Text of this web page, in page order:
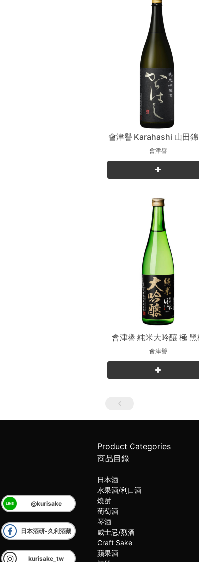
會津譽 Karahashi 山田
米吟釀
會津譽
會津譽 純米大吟釀 極 黑
會津譽
@kurisake
日本酒研-久利酒藏
kurisake_tw
Product Categories
商品目錄
日本酒
水果酒/利口酒
燒酎
葡萄酒
琴酒
威士忌/烈酒
Craft Sake
蘋果酒